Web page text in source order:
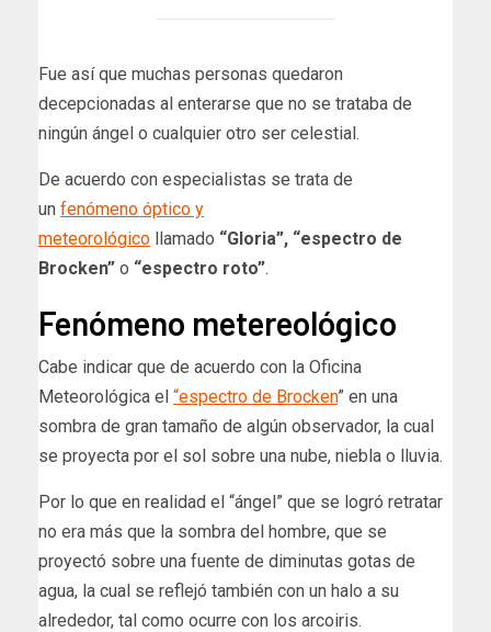
Fue así que muchas personas quedaron
decepcionadas al enterarse que no se trataba de
ningún ángel o cualquier otro ser celestial.
De acuerdo con especialistas se trata de
un fenómeno óptico y
meteorológico llamado “Gloria”, “espectro de
Brocken” o “espectro roto”.
Fenómeno metereológico
Cabe indicar que de acuerdo con la Oficina
Meteorológica el “espectro de Brocken” en una
sombra de gran tamaño de algún observador, la cual
se proyecta por el sol sobre una nube, niebla o lluvia.
Por lo que en realidad el “ángel” que se logró retratar
no era más que la sombra del hombre, que se
proyectó sobre una fuente de diminutas gotas de
agua, la cual se reflejó también con un halo a su
alrededor, tal como ocurre con los arcoiris.